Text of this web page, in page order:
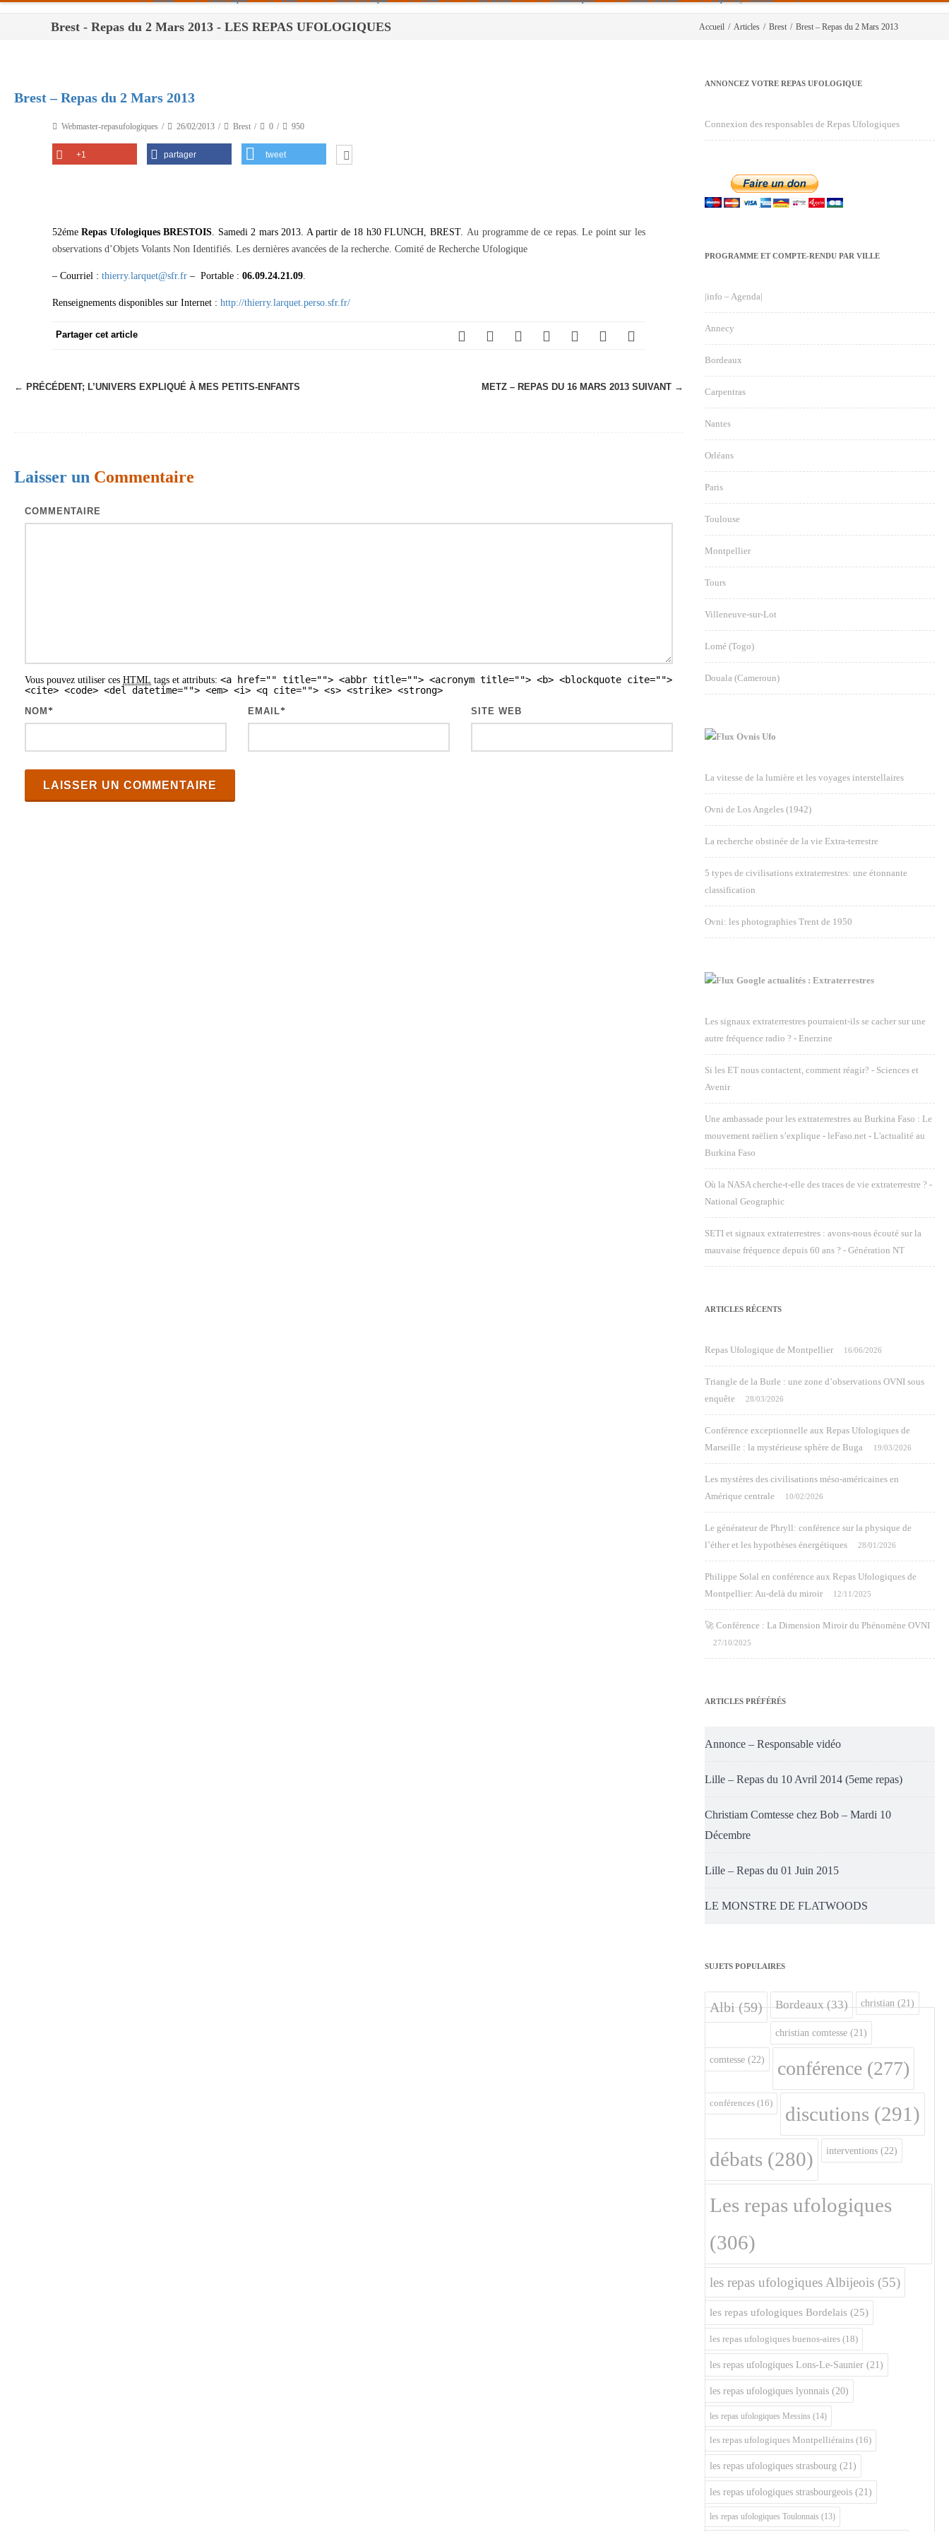
Paris
Tours
Brest - Repas du 2 Mars 2013 - LES REPAS UFOLOGIQUES Accueil / Articles / Brest / Brest – Repas du 2 Mars 2013
Brest – Repas du 2 Mars 2013
Webmaster-repasufologiques 26/02/2013 Brest 0 950
+1 partager tweet
‎52éme Repas Ufologiques BRESTOIS. Samedi 2 mars 2013. A partir de 18 h30 FLUNCH, BREST. Au programme de ce repas. Le point sur les
observations d’Objets Volants Non Identifiés. Les dernières avancées de la recherche. Comité de Recherche Ufologique
– Courriel : thierry.larquet@sfr.fr – Portable : 06.09.24.21.09.
Renseignements disponibles sur Internet : http://thierry.larquet.perso.sfr.fr/
Partager cet article
N
g
← PRÉCÉDENT; L’UNIVERS EXPLIQUÉ À MES PETITS-ENFANTS METZ – REPAS DU 16 MARS 2013 SUIVANT →
Laisser un Commentaire
COMMENTAIRE
Vous pouvez utiliser ces HTML tags et attributs: <a href="" title=""> <abbr title=""> <acronym title=""> <b> <blockquote cite="">
<cite> <code> <del datetime=""> <em> <i> <q cite=""> <s> <strike> <strong>
NOM * EMAIL* SITE WEB
ANNONCEZ VOTRE REPAS UFOLOGIQUE
Connexion des responsables de Repas Ufologiques
PROGRAMME ET COMPTE-RENDU PAR VILLE
|info – Agenda|
Annecy
Bordeaux
Carpentras
Nantes
Orléans
Paris
Toulouse
Montpellier
Tours
Villeneuve-sur-Lot
Lomé (Togo)
Douala (Cameroun)
Ovnis Ufo
La vitesse de la lumière et les voyages interstellaires
Ovni de Los Angeles (1942)
La recherche obstinée de la vie Extra-terrestre
5 types de civilisations extraterrestres: une étonnante
classification
Ovni: les photographies Trent de 1950
Google actualités : Extraterrestres
Les signaux extraterrestres pourraient-ils se cacher sur une
autre fréquence radio ? - Enerzine
Si les ET nous contactent, comment réagir? - Sciences et
Avenir
Une ambassade pour les extraterrestres au Burkina Faso : Le
mouvement raëlien s’explique - leFaso.net - L'actualité au
Burkina Faso
Où la NASA cherche-t-elle des traces de vie extraterrestre ? -
National Geographic
SETI et signaux extraterrestres : avons-nous écouté sur la
mauvaise fréquence depuis 60 ans ? - Génération NT
ARTICLES RÉCENTS
Repas Ufologique de Montpellier 16/06/2026
Triangle de la Burle : une zone d’observations OVNI sous
enquête
28/03/2026
Conférence exceptionnelle aux Repas Ufologiques de
Marseille : la mystérieuse sphère de Buga
19/03/2026
Les mystères des civilisations méso-américaines en
Amérique centrale
10/02/2026
Le générateur de Phryll: conférence sur la physique de
l’éther et les hypothèses énergétiques
28/01/2026
Philippe Solal en conférence aux Repas Ufologiques de
Montpellier: Au-delà du miroir
12/11/2025
🚀 Conférence : La Dimension Miroir du Phénomène OVNI
27/10/2025
ARTICLES PRÉFÉRÉS
Annonce – Responsable vidéo
Lille – Repas du 10 Avril 2014 (5eme repas)
Christiam Comtesse chez Bob – Mardi 10
Décembre
Lille – Repas du 01 Juin 2015
LE MONSTRE DE FLATWOODS
SUJETS POPULAIRES
Albi(59) Bordeaux(33) christian (21)
christian comtesse (21)
comtesse (22) conférence (277)
conférences (16) discutions (291)
débats (280) interventions (22)
Les repas ufologiques
(306)
les repas ufologiques Albijeois (55)
les repas ufologiques Bordelais (25)
les repas ufologiques buenos-aires (18)
les repas ufologiques Lons-Le-Saunier (21)
les repas ufologiques lyonnais (20)
les repas ufologiques Messins (14)
les repas ufologiques Montpelliérains (16)
les repas ufologiques strasbourg (21)
les repas ufologiques strasbourgeois (21)
les repas ufologiques Toulonnais (13)